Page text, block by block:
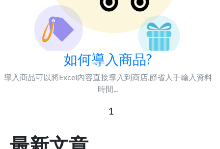
如何導入商品?
導入商品可以將Excel內容直接導入到商店,節省人手輸入資料
時間...
1